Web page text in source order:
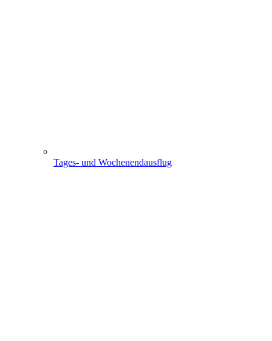
Tages- und Wochenendausflug